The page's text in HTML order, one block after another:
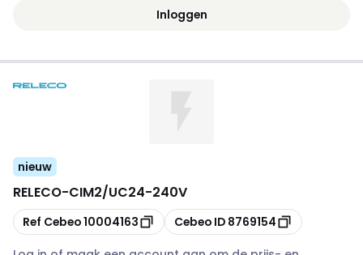
Inloggen
nieuw
RELECO-CIM2/UC24-240V
Kopiëren
Ref Cebeo10004163 Kopiëren
Cebeo ID 8769154